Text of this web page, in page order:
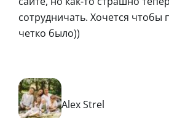
сотрудничать. Хочется чтобы
четко было))
Alex Strel